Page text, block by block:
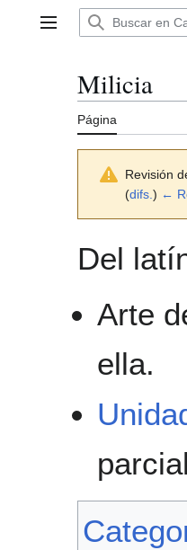
Menú principal
Milicia
Página
Revisión
(difs. ) ←
Del
Arte
ella.